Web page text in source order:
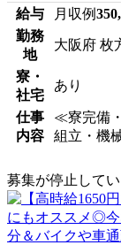
給与 月収例
勤務
地
大阪府 枚
寮・
社宅
あり
仕事
内容
≪寮完備
組立・機
募集が停止して